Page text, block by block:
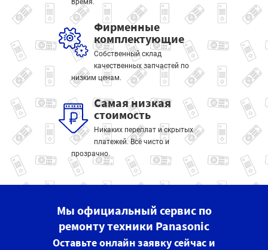
время.
Фирменные
комплектующие
Собственный склад
качественных запчастей по
низким ценам.
Самая низкая
стоимость
Никаких переплат и скрытых
платежей. Всё чисто и
прозрачно.
Мы официальный сервис по
ремонту техники Panasonic
Оставьте онлайн заявку сейчас и